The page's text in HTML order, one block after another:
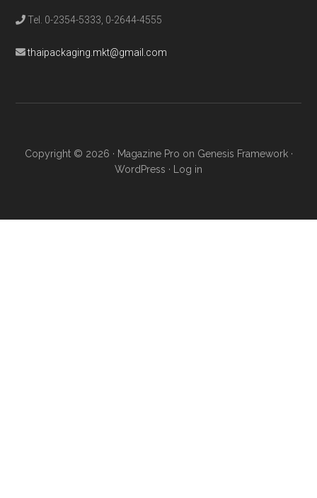
Tel. 0-2354-5333, 0-2644-4555
thaipackaging.mkt@gmail.com
Copyright © 2026 · Magazine Pro on Genesis Framework·
WordPress · Log in